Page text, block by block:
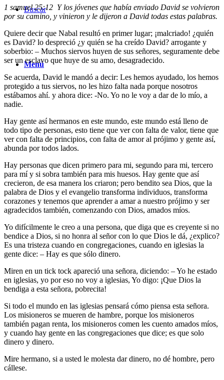
Buscar
Menú
1 samuel 25:12 Y los jóvenes que había enviado David se volvieron
por su camino, y vinieron y le dijeron a David todas estas palabras.
Quiere decir que Nabal resultó en primer lugar; ¡malcriado! ¿quién
es David? lo despreció ¿y quién se ha creído David? arrogante y
soberbio: – Muchos siervos huyen de sus señores, seguramente debe
ser un esclavo que huye de su amo, desagradecido.
Se acuerda, David le mandó a decir: Les hemos ayudado, los hemos
protegido a tus siervos, no les hizo falta nada porque nosotros
estábamos ahí. y ahora dice: -No. Yo no le voy a dar de lo mío, a
nadie.
Hay gente así hermanos en este mundo, este mundo está lleno de
todo tipo de personas, esto tiene que ver con falta de valor, tiene que
ver con falta de principios, con falta de amor al prójimo y gente así,
abunda por todos lados.
Hay personas que dicen primero para mi, segundo para mi, tercero
para mí y si sobra también para mis huesos. Hay gente que así
crecieron, de esa manera los criaron; pero bendito sea Dios, que la
palabra de Dios y el evangelio transforma individuos, transforma
corazones y tenemos que aprender a amar a nuestro prójimo y ser
agradecidos también, comenzando con Dios, amados míos.
Yo difícilmente le creo a una persona, que diga que es creyente si no
bendice a Dios, si no honra al señor con lo que Dios le dá, ¿explico?
Es una tristeza cuando en congregaciones, cuando en iglesias la
gente dice: – Hay es que sólo dinero.
Miren en un tick tock apareció una señora, diciendo: – Yo he estado
en iglesias, yo por eso no voy a iglesias, Yo digo: ¡Que Dios la
bendiga a esta señora, pobrecita!
Si todo el mundo en las iglesias pensará cómo piensa esta señora.
Los misioneros se mueren de hambre, porque los misioneros
también pagan renta, los misioneros comen les cuento amados míos,
y cuando hay gente en las congregaciones que dice; es que solo
dinero y dinero.
Mire hermano, si a usted le molesta dar dinero, no dé hombre, pero
cállese.